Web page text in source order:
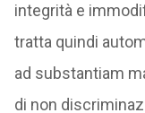
integrità e
tratta quindi
ad substantiam
di non